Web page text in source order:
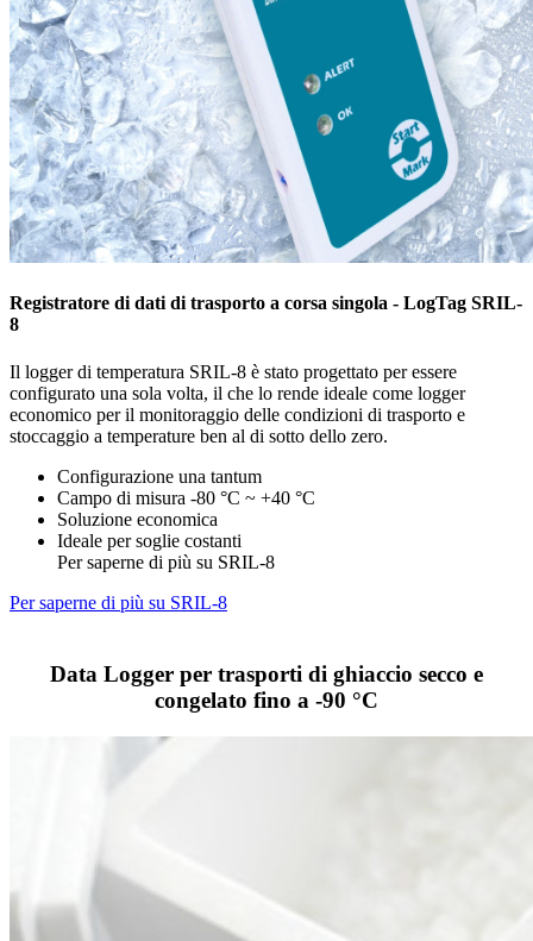
Registratore di dati di trasporto a corsa singola - LogTag SRIL-
8
Il logger di temperatura SRIL-8 è stato progettato per essere
configurato una sola volta, il che lo rende ideale come logger
economico per il monitoraggio delle condizioni di trasporto e
stoccaggio a temperature ben al di sotto dello zero.
Configurazione una tantum
Campo di misura -80 °C ~ +40 °C
Soluzione economica
Ideale per soglie costanti
Per saperne di più su SRIL-8
Per saperne di più su SRIL-8
Data Logger per trasporti di ghiaccio secco e
congelato fino a -90 °C